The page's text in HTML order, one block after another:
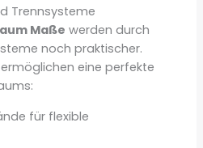
Trennsysteme
Maße werden durch
noch praktischer.
eine perfekte
für flexible